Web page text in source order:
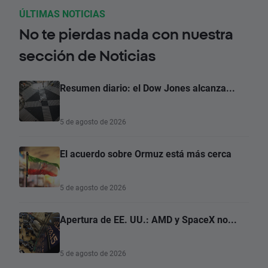
ÚLTIMAS NOTICIAS
No te pierdas nada con nuestra
sección de Noticias
Resumen diario: el Dow Jones alcanza...
5 de agosto de 2026
El acuerdo sobre Ormuz está más cerca
5 de agosto de 2026
Apertura de EE. UU.: AMD y SpaceX no...
5 de agosto de 2026